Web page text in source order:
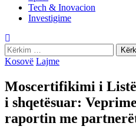
Tech & Inovacion
Investigime
Kërko
për:
Kosovë Lajme
Moscertifikimi i
i shqetësuar:
raportin me